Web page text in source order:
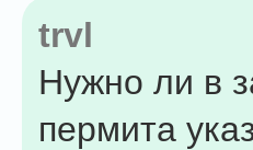
trvl
Нужно ли в
пермита